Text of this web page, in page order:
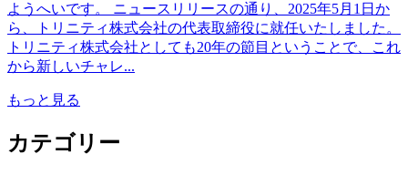
ようへいです。 ニュースリリースの通り、2025年5月1日か
ら、トリニティ株式会社の代表取締役に就任いたしました。
トリニティ株式会社としても20年の節目ということで、これ
から新しいチャレ...
もっと見る
カテゴリー